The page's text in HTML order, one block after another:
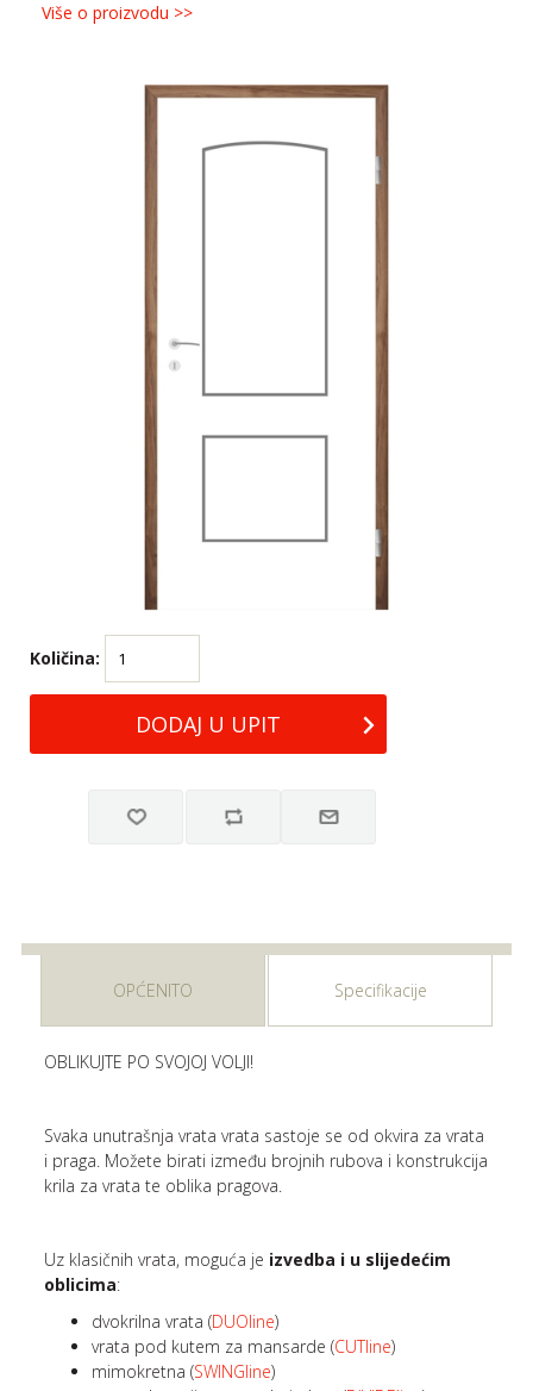
Više o proizvodu >>
Količina:
OPĆENITO Specifikacije
OBLIKUJTE PO SVOJOJ VOLJI!
Svaka unutrašnja vrata vrata sastoje se od okvira za vrata
i praga. Možete birati između brojnih rubova i konstrukcija
krila za vrata te oblika pragova.
Uz klasičnih vrata, moguća je izvedba i u slijedećim
oblicima:
dvokrilna vrata (DUOline)
vrata pod kutem za mansarde (CUTline)
mimokretna (SWINGline)